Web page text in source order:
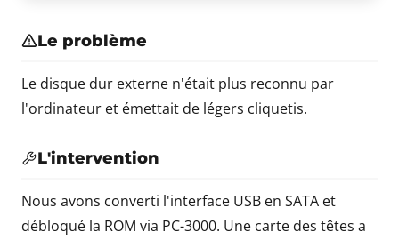
Le problème
Le disque dur externe n'était plus reconnu par
l'ordinateur et émettait de légers cliquetis.
L'intervention
Nous avons converti l'interface USB en SATA et
débloqué la ROM via PC-3000. Une carte des têtes a